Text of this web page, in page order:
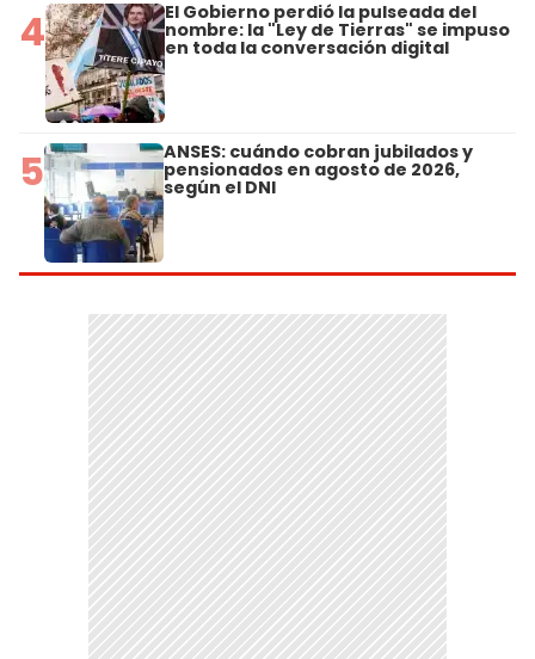
4 El Gobierno perdió la pulseada del
nombre: la "Ley de Tierras" se impuso
en toda la conversación digital
5 ANSES: cuándo cobran jubilados y
pensionados en agosto de 2026,
según el DNI